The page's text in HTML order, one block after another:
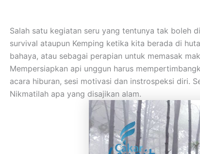
Salah satu kegiatan seru yang tentunya tak boleh
survival ataupun Kemping ketika kita berada di
bahaya, atau sebagai perapian untuk memasak
Mempersiapkan api unggun harus
acara hiburan, sesi motivasi dan instrospeksi diri.
Nikmatilah apa yang disajikan alam.